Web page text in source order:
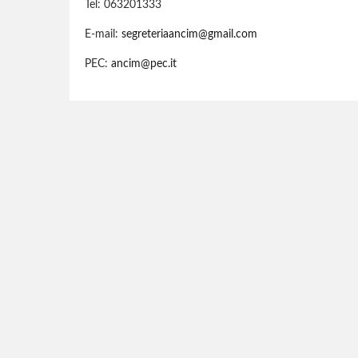
Tel: 063201333
E-mail: segreteriaancim@gmail.com
PEC: ancim@pec.it